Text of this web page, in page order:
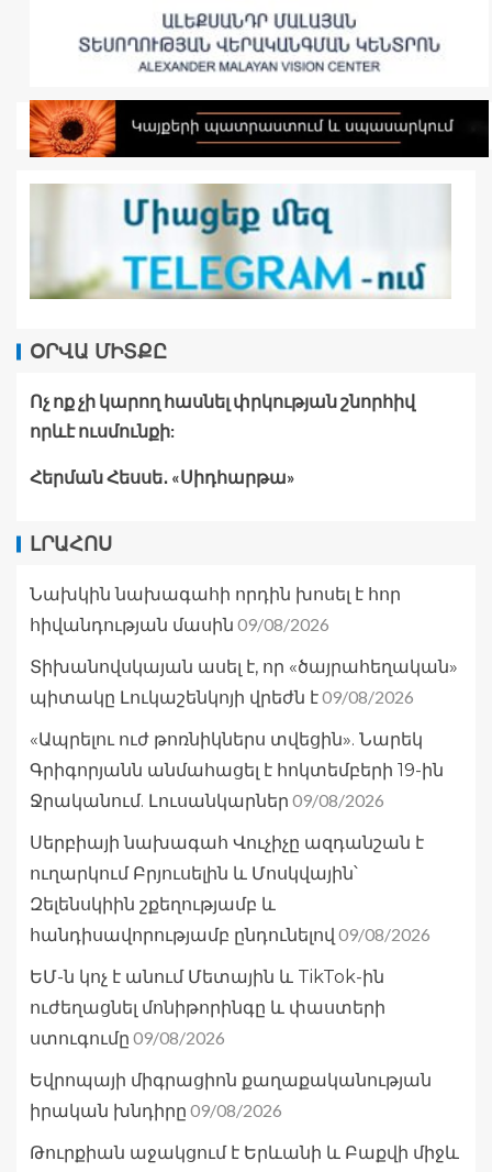
ՕՐՎԱ ՄԻՏՔԸ
Ոչ ոք չի կարող հասնել փրկության շնորհիվ
որևէ ուսմունքի:
Հերման Հեսսե․ «Սիդհարթա»
ԼՐԱՀՈՍ
Նախկին նախագահի որդին խոսել է հոր
հիվանդության մասին 09/08/2026
Տիխանովսկայան ասել է, որ «ծայրահեղական»
պիտակը Լուկաշենկոյի վրեժն է09/08/2026
«Ապրելու ուժ թոռնիկներս տվեցին». Նարեկ
Գրիգորյանն անմահացել է հոկտեմբերի 19-ին
Ջրականում. Լուսանկարներ 09/08/2026
Սերբիայի նախագահ Վուչիչը ազդանշան է
ուղարկում Բրյուսելին և Մոսկվային՝
Զելենսկիին շքեղությամբ և
հանդիսավորությամբ ընդունելով 09/08/2026
ԵՄ-ն կոչ է անում Մետային և TikTok-ին
ուժեղացնել մոնիթորինգը և փաստերի
ստուգումը 09/08/2026
Եվրոպայի միգրացիոն քաղաքականության
իրական խնդիրը 09/08/2026
Թուրքիան աջակցում է Երևանի և Բաքվի միջև